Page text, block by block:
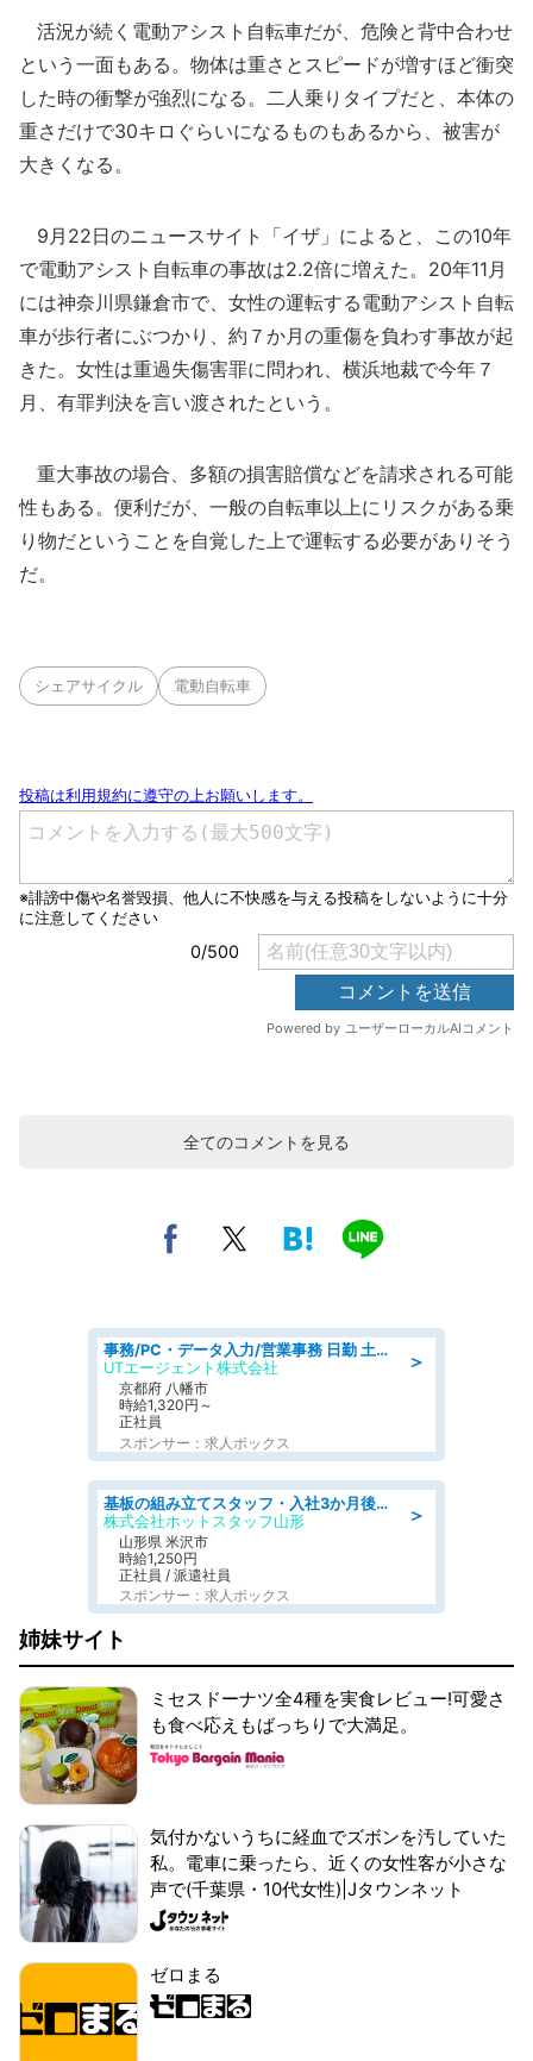
活況が続く電動アシスト自転車だが、危険と背中合わせ
という一面もある。物体は重さとスピードが増すほど衝突
した時の衝撃が強烈になる。二人乗りタイプだと、本体の
重さだけで30キロぐらいになるものもあるから、被害が
大きくなる。
9月22日のニュースサイト「イザ」によると、この10年
で電動アシスト自転車の事故は2.2倍に増えた。20年11月
には神奈川県鎌倉市で、女性の運転する電動アシスト自転
車が歩行者にぶつかり、約７か月の重傷を負わす事故が起
きた。女性は重過失傷害罪に問われ、横浜地裁で今年７
月、有罪判決を言い渡されたという。
重大事故の場合、多額の損害賠償などを請求される可能
性もある。便利だが、一般の自転車以上にリスクがある乗
り物だということを自覚した上で運転する必要がありそう
だ。
シェアサイクル 電動自転車
全てのコメントを見る
＞
事務/PC・データ入力/営業事務 日勤 土日祝休み オフィス家具の会社で一般事務
UTエージェント株式会社
京都府 八幡市
時給1,320円～
正社員
スポンサー：求人ボックス
＞
基板の組み立てスタッフ・入社3か月後に無期雇用派遣に転換 土日祝休み・日勤のみ・髪色自由
株式会社ホットスタッフ山形
山形県 米沢市
時給1,250円
正社員 / 派遣社員
スポンサー：求人ボックス
姉妹サイト
ミセスドーナツ全4種を実食レビュー!可愛さ
も食べ応えもばっちりで大満足。
気付かないうちに経血でズボンを汚していた
私。電車に乗ったら、近くの女性客が小さな
声で(千葉県・10代女性)|Jタウンネット
ゼロまる